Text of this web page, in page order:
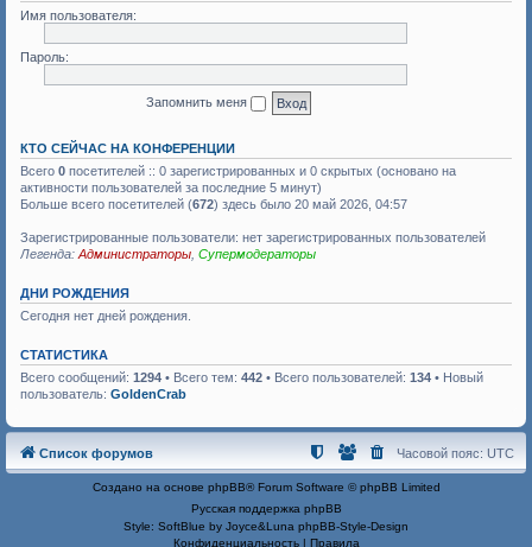
Имя пользователя:
Пароль:
Запомнить меня
КТО СЕЙЧАС НА КОНФЕРЕНЦИИ
Всего 0 посетителей :: 0 зарегистрированных и 0 скрытых (основано на
активности пользователей за последние 5 минут)
Больше всего посетителей (672) здесь было 20 май 2026, 04:57
Зарегистрированные пользователи: нет зарегистрированных пользователей
Легенда: Администраторы Супермодераторы
ДНИ РОЖДЕНИЯ
Сегодня нет дней рождения.
СТАТИСТИКА
Всего сообщений: 1294 • Всего тем: 442 • Всего пользователей: 134 • Новый
пользователь: GoldenCrab
Список форумов Часовой пояс: UTC
Создано на основе phpBB® Forum Software © phpBB Limited
Русская поддержка phpBB
Style: SoftBlue by Joyce&Luna phpBB-Style-Design
Конфиденциальность| Правила